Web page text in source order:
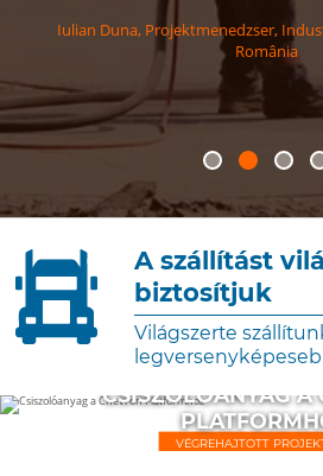
Iulian Duna, Projektmenedzser,
România
A szállítást
biztosítjuk
Világszerte
VÉGREHAJTOTT
CSISZOLÓANYAG A